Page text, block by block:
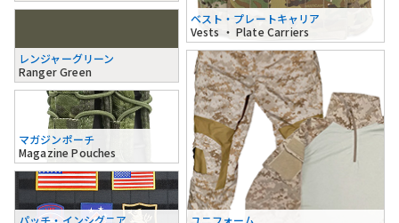
レンジャーグリーン
Ranger Green
ベスト・プレートキャリア
Vests ・ Plate Carriers
マガジンポーチ
Magazine Pouches
パッチ・インシグニア
ユニフォーム